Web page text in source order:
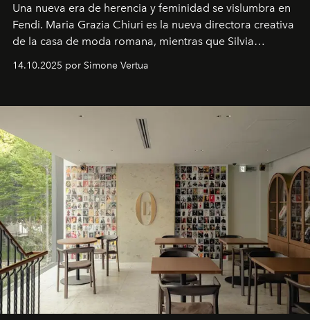
Una nueva era de herencia y feminidad se vislumbra en
Fendi. Maria Grazia Chiuri es la nueva directora creativa
de la casa de moda romana, mientras que Silvia
14.10.2025 por Simone Vertua